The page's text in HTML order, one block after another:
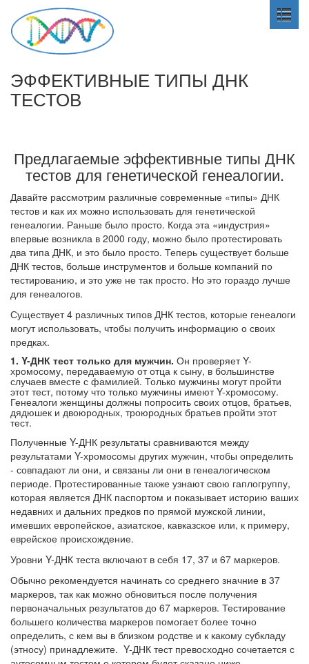
ЭФФЕКТИВНЫЕ ТИПЫ ДНК
ТЕСТОВ
Предлагаемые эффективные типы ДНК
тестов для генетической генеалогии.
Давайте рассмотрим различные современные «типы» ДНК
тестов и как их можно использовать для генетической
генеалогии. Раньше было просто. Когда эта «индустрия»
впервые возникла в 2000 году, можно было протестировать
два типа ДНК, и это было просто. Теперь существует больше
ДНК тестов, больше инструментов и больше компаний по
тестированию, и это уже не так просто. Но это гораздо лучше
для генеалогов.
Существует 4 различных типов ДНК тестов, которые генеалоги
могут использовать, чтобы получить информацию о своих
предках.
1. Y-ДНК тест только для мужчин. Он проверяет Y-
хромосому, передаваемую от отца к сыну, в большинстве
случаев вместе с фамилией. Только мужчины могут пройти
этот тест, потому что только мужчины имеют Y-хромосому.
Генеалоги женщины должны попросить своих отцов, братьев,
дядюшек и двоюродных, троюродных братьев пройти этот
тест.
Полученные Y-ДНК результаты сравниваются между
результатами Y-хромосомы других мужчин, чтобы определить
- совпадают ли они, и связаны ли они в генеалогическом
периоде. Протестированные также узнают свою гаплогруппу,
которая является ДНК паспортом и показывает историю ваших
недавних и дальних предков по прямой мужской линии,
имевших европейское, азиатское, кавказское или, к примеру,
еврейское происхождение.
Уровни Y-ДНК теста включают в себя 17, 37 и 67 маркеров.
Обычно рекомендуется начинать со среднего значние в 37
маркеров, так как можно обновиться после получения
первоначальных результатов до 67 маркеров. Тестирование
большего количества маркеров помогает более точно
определить, с кем вы в близком родстве и к какому субкладу
(этносу) принадлежите. Y-ДНК тест превосходно сочетается с